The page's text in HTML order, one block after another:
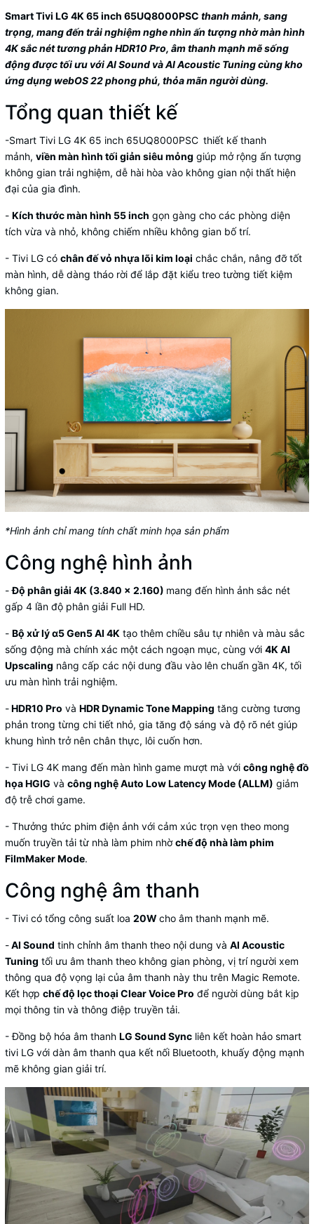
Smart Tivi LG 4K 65 inch 65UQ8000PSC thanh mảnh, sang
trọng, mang đến trải nghiệm nghe nhìn ấn tượng nhờ màn hình
4K sắc nét tương phản HDR10 Pro, âm thanh mạnh mẽ sống
động được tối ưu với AI Sound và AI Acoustic Tuning cùng kho
ứng dụng webOS 22 phong phú, thỏa mãn người dùng.
Tổng quan thiết kế
-Smart Tivi LG 4K 65 inch 65UQ8000PSC thiết kế thanh
mảnh, viền màn hình tối giản siêu mỏng giúp mở rộng ấn tượng
không gian trải nghiệm, dễ hài hòa vào không gian nội thất hiện
đại của gia đình.
- Kích thước màn hình 55 inch gọn gàng cho các phòng diện
tích vừa và nhỏ, không chiếm nhiều không gian bố trí.
- Tivi LG có chân đế vỏ nhựa lõi kim loại chắc chắn, nâng đỡ tốt
màn hình, dễ dàng tháo rời để lắp đặt kiểu treo tường tiết kiệm
không gian.
*Hình ảnh chỉ mang tính chất minh họa sản phẩm
Công nghệ hình ảnh
-Độ phân giải 4K (3.840 x 2.160) mang đến hình ảnh sắc nét
gấp 4 lần độ phân giải Full HD.
- Bộ xử lý α5 Gen5 AI 4K tạo thêm chiều sâu tự nhiên và màu sắc
sống động mà chính xác một cách ngoạn mục, cùng với 4K AI
Upscaling nâng cấp các nội dung đầu vào lên chuẩn gần 4K, tối
ưu màn hình trải nghiệm.
-HDR10 Pro và HDR Dynamic Tone Mapping tăng cường tương
phản trong từng chi tiết nhỏ, gia tăng độ sáng và độ rõ nét giúp
khung hình trở nên chân thực, lôi cuốn hơn.
- Tivi LG 4K mang đến màn hình game mượt mà với công nghệ đồ
họa HGIG và công nghệ Auto Low Latency Mode (ALLM) giảm
độ trễ chơi game.
- Thưởng thức phim điện ảnh với cảm xúc trọn vẹn theo mong
muốn truyền tải từ nhà làm phim nhờchế độ nhà làm phim
FilmMaker Mode.
Công nghệ âm thanh
- Tivi có tổng công suất loa 20W cho âm thanh mạnh mẽ.
-AI Sound tinh chỉnh âm thanh theo nội dung và AI Acoustic
Tuning tối ưu âm thanh theo không gian phòng, vị trí người xem
thông qua độ vọng lại của âm thanh này thu trên Magic Remote.
Kết hợp chế độ lọc thoại Clear Voice Pro để người dùng bắt kịp
mọi thông tin và thông điệp truyền tải.
- Đồng bộ hóa âm thanh LG Sound Sync liên kết hoàn hảo smart
tivi LG với dàn âm thanh qua kết nối Bluetooth, khuấy động mạnh
mẽ không gian giải trí.